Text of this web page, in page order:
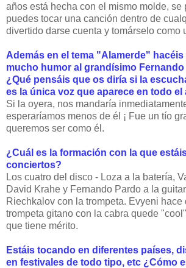
años está hecha con el mismo molde, se
puedes tocar una canción dentro de
divertido darse cuenta y tomárselo como
Además en el tema "Alamerde"
mucho humor al grandísimo Fernando
¿Qué pensáis que os diría si la
es la única voz que aparece en todo el
Si la oyera, nos mandaría
esperaríamos menos de él ¡ Fue un tío
queremos ser como él.
¿Cuál es la formación con la que
conciertos?
Los cuatro del disco - Loza a la batería,
David Krahe y Fernando Pardo a la
Riechkalov con la trompeta. Evyeni hace
trompeta gitano con la cabra quede
que tiene mérito.
Estáis tocando en diferentes países,
en festivales de todo tipo, etc ¿Cómo